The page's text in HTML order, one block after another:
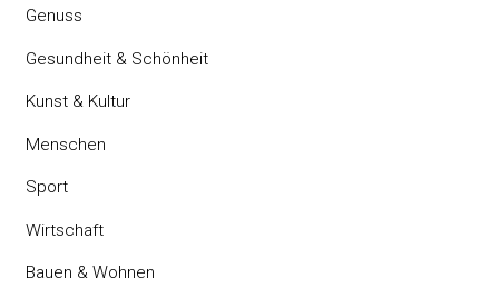
Genuss
Gesundheit & Schönheit
Kunst & Kultur
Menschen
Sport
Wirtschaft
Bauen & Wohnen